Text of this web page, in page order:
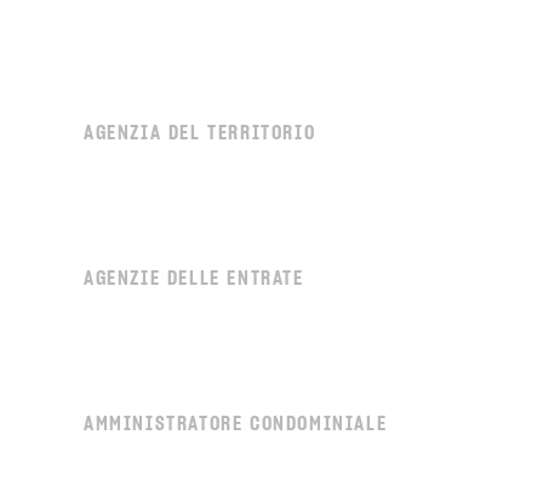
AGENZIA DEL TERRITORIO
AGENZIE DELLE ENTRATE
AMMINISTRATORE CONDOMINIALE